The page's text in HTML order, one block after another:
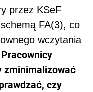
przez KSeF
FA(3), co
wczytania
Pracownicy
zminimalizować
czy